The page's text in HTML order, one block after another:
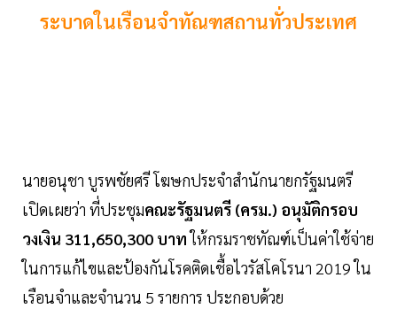
ระบาดในเรือนจำทัณฑสถานทั่วประเทศ
นายอนุชา บูรพชัยศรี โฆษกประจำสำนักนายกรัฐมนตรี
เปิดเผยว่า ที่ประชุมคณะรัฐมนตรี (ครม.) อนุมัติกรอบ
วงเงิน 311,650,300 บาทให้กรมราชทัณฑ์เป็นค่าใช้จ่าย
ในการแก้ไขและป้องกันโรคติดเชื้อไวรัสโคโรนา 2019 ใน
เรือนจำและจำนวน 5 รายการ ประกอบด้วย